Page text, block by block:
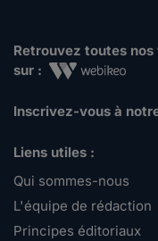
Retrouvez toutes
sur :
Inscrivez-vous à
Liens utiles :
Qui sommes-nous
L'équipe de rédaction
Principes éditoriaux